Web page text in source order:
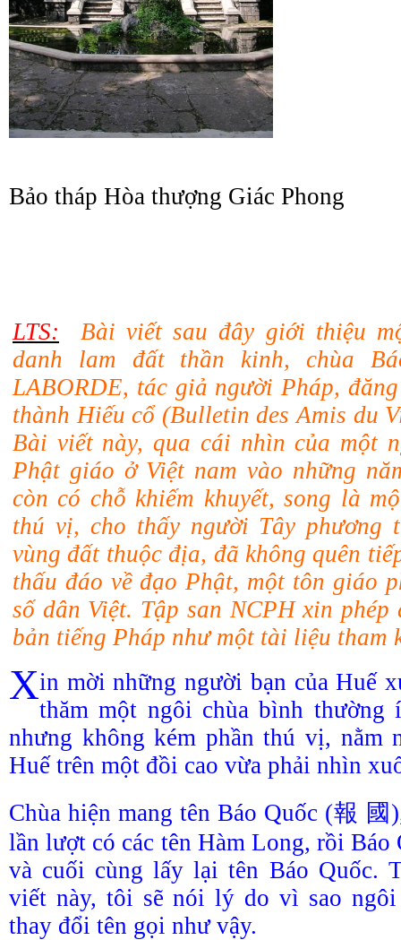
Bảo tháp Hòa thượng Giác Phong
LTS:
Bài viết sau đây giới thiệu
danh lam đất thần kinh, chùa
LABORDE, tác giả người Pháp,
thành Hiếu cổ (Bulletin des Amis du
Bài viết này, qua cái nhìn của một
Phật giáo ở Việt nam vào những
còn có chỗ khiếm khuyết, song là
thú vị, cho thấy người Tây phương
vùng đất thuộc địa, đã không quên
thấu đáo về đạo Phật, một tôn giáo
số dân Việt. Tập san NCPH xin phép
bản tiếng Pháp như một tài liệu tham
Xin mời những người bạn của Huế
thăm một ngôi chùa bình thường
nhưng không kém phần thú vị, nằm
Huế trên một đồi cao vừa phải nhìn
Chùa hiện mang tên Báo Quốc (報 國
lần lượt có các tên Hàm Long, rồi
và cuối cùng lấy lại tên Báo Quốc.
viết này, tôi sẽ nói lý do vì sao ngôi
thay đổi tên gọi như vậy.